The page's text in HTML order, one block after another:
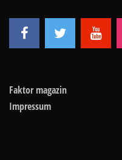
Faktor magazin
Impressum